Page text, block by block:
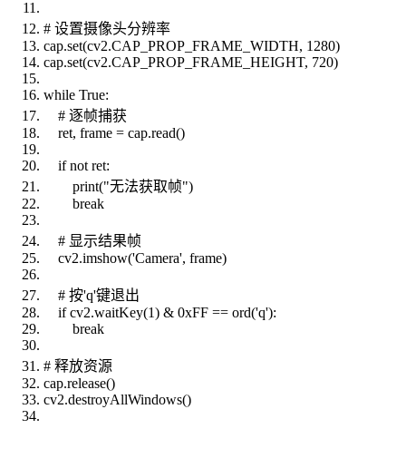
# 设置摄像头分辨率
cap.set(cv2.CAP_PROP_FRAME_WIDTH, 1280)
cap.set(cv2.CAP_PROP_FRAME_HEIGHT, 720)
while True:
# 逐帧捕获
ret, frame = cap.read()
if not ret:
print("无法获取帧")
break
# 显示结果帧
cv2.imshow('Camera', frame)
# 按'q'键退出
if cv2.waitKey(1) & 0xFF == ord('q'):
break
# 释放资源
cap.release()
cv2.destroyAllWindows()